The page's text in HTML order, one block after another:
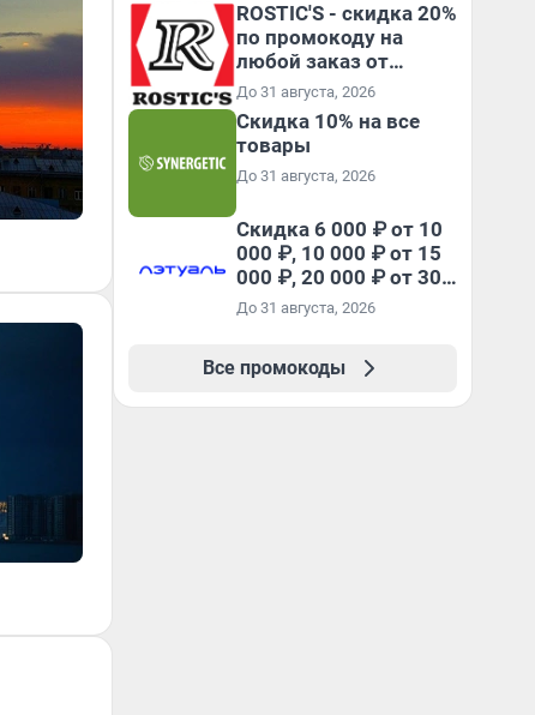
ROSTIC'S - скидка 20%
по промокоду на
любой заказ от
3199₽!
До 31 августа, 2026
Скидка 10% на все
товары
До 31 августа, 2026
Скидка 6 000 ₽ от 10
000 ₽, 10 000 ₽ от 15
000 ₽, 20 000 ₽ от 30
000 ₽ и 35 000 ₽ от 50
промокоду НАБЕРИ
До 31 августа, 2026
Все промокоды